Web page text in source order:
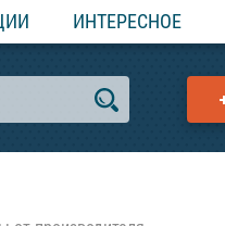
ИНТЕРЕСНОЕ